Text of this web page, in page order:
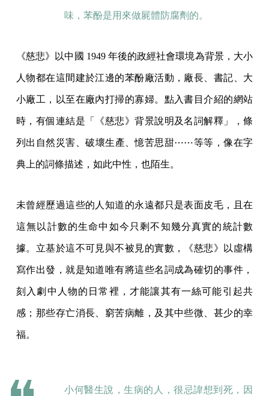
味，苯酚是用來做屍體防腐劑的。
《慈悲》以中國 1949 年後的政經社會環境為背景，大小
人物都在這間建於江邊的苯酚廠活動，廠長、書記、大
小廠工，以至在廠內打掃的寡婦。點入書目介紹的網站
時，有個連結是「《慈悲》背景說明及名詞解釋」，條
列出自然災害、破壞生產、憶苦思甜⋯⋯等等，像在字
典上的詞條描述，如此中性，也陌生。
未曾經歷過這些的人知道的永遠都只是表面皮毛，且在
這無以計數的生命中如今只剩不知幾分真實的統計數
據。立基於這不可見與不被見的實數，《慈悲》以虛構
寫作出發，就是知道唯有將這些名詞成為確切的事件，
刻入劇中人物的日常裡，才能讓其有一絲可能引起共
感；那些存亡消長、窮苦病離，及其中些微、甚少的幸
福。
小何醫生說，生病的人，很忌諱想到死，因